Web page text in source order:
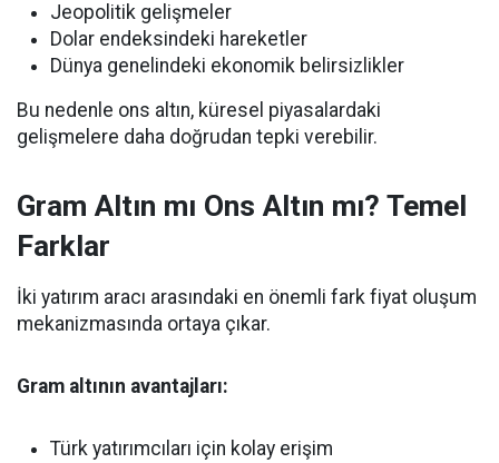
Jeopolitik gelişmeler
Dolar endeksindeki hareketler
Dünya genelindeki ekonomik belirsizlikler
Bu nedenle ons altın, küresel piyasalardaki
gelişmelere daha doğrudan tepki verebilir.
Gram Altın mı Ons Altın mı? Temel
Farklar
İki yatırım aracı arasındaki en önemli fark fiyat oluşum
mekanizmasında ortaya çıkar.
Gram altının avantajları:
Türk yatırımcıları için kolay erişim